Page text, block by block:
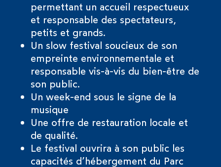
permettant un accueil respectueux
et responsable des spectateurs,
petits et grands.
Un slow festival soucieux de son
empreinte environnementale et
responsable vis-à-vis du bien-être de
son public.
Un week-end sous le signe de la
musique
Une offre de restauration locale et
de qualité.
Le festival ouvrira à son public les
capacités d’hébergement du Parc